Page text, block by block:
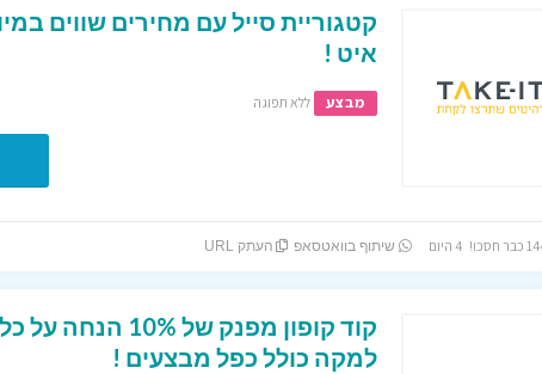
קטגוריית סייל עם מחירים שווים
איט !
מבצע ללא תפוגה
שיתוף בוואטסאפ העתק URL
קוד קופון מפנק של
למקה כולל כפל מבצעים !